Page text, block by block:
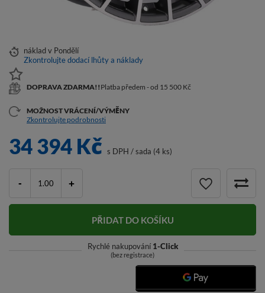
34 394 Kč s DPH /sada (4 ks)
- +
PŘIDAT DO KOŠÍKU
Rychlé nakupování 1-Click
(bez registrace)
nákladv Pondělí
Zkontrolujte dodací lhůty a náklady
DOPRAVA ZDARMA!! Platba předem - od 15 500 Kč
MOŽNOST VRÁCENÍ/VÝMĚNY
Zkontrolujte podrobnosti